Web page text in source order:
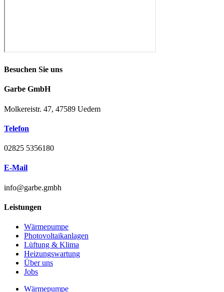
Besuchen Sie uns
Garbe GmbH
Molkereistr. 47, 47589 Uedem
Telefon
02825 5356180
E-Mail
info@garbe.gmbh
Leistungen
Wärmepumpe
Photovoltaikanlagen
Lüftung & Klima
Heizungswartung
Über uns
Jobs
Wärmepumpe